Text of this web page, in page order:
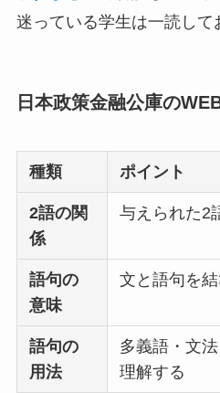
迷っている学生は一読して
日本政策金融公庫の
種類 ポイント
2語の関
係
与えられた2
語句の
意味
文と語句を
語句の
用法
多義語・文
理解する